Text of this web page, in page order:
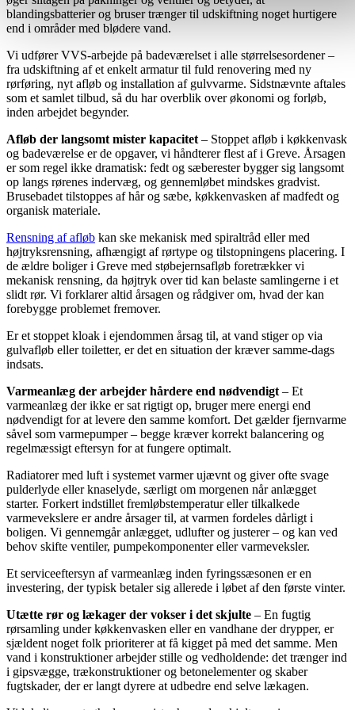
blandingsbatterier og bruser trænger til udskiftning noget hurtigere
end i områder med blødere vand.
Vi udfører VVS-arbejde på badeværelset i alle størrelsesordener –
fra udskiftning af et enkelt armatur til fuld renovering med ny
rørføring, nyt afløb og installation af gulvvarme. Sidstnævnte aftales
som et samlet tilbud, så du har overblik over økonomi og forløb,
inden arbejdet begynder.
Afløb der langsomt mister kapacitet– Stoppet afløb i køkkenvask
og badeværelse er de opgaver, vi håndterer flest af i Greve. Årsagen
er som regel ikke dramatisk: fedt og sæberester bygger sig langsomt
op langs rørenes indervæg, og gennemløbet mindskes gradvist.
Brusebadet tilstoppes af hår og sæbe, køkkenvasken af madfedt og
organisk materiale.
Rensning af afløb kan ske mekanisk med spiraltråd eller med
højtryksrensning, afhængigt af rørtype og tilstopningens placering. I
de ældre boliger i Greve med støbejernsafløb foretrækker vi
mekanisk rensning, da højtryk over tid kan belaste samlingerne i et
slidt rør. Vi forklarer altid årsagen og rådgiver om, hvad der kan
forebygge problemet fremover.
Er et stoppet kloak i ejendommen årsag til, at vand stiger op via
gulvafløb eller toiletter, er det en situation der kræver samme-dags
indsats.
Varmeanlæg der arbejder hårdere end nødvendigt– Et
varmeanlæg der ikke er sat rigtigt op, bruger mere energi end
nødvendigt for at levere den samme komfort. Det gælder fjernvarme
såvel som varmepumper – begge kræver korrekt balancering og
regelmæssigt eftersyn for at fungere optimalt.
Radiatorer med luft i systemet varmer ujævnt og giver ofte svage
pulderlyde eller knaselyde, særligt om morgenen når anlægget
starter. Forkert indstillet fremløbstemperatur eller tilkalkede
varmevekslere er andre årsager til, at varmen fordeles dårligt i
boligen. Vi gennemgår anlægget, udlufter og justerer – og kan ved
behov skifte ventiler, pumpekomponenter eller varmeveksler.
Et serviceeftersyn af varmeanlæg inden fyringssæsonen er en
investering, der typisk betaler sig allerede i løbet af den første vinter.
Utætte rør og lækager der vokser i det skjulte – En fugtig
rørsamling under køkkenvasken eller en vandhane der drypper, er
sjældent noget folk prioriterer at få kigget på med det samme. Men
vand i konstruktioner arbejder stille og vedholdende: det trænger ind
i gipsvægge, trækonstruktioner og betonelementer og skaber
fugtskader, der er langt dyrere at udbedre end selve lækagen.